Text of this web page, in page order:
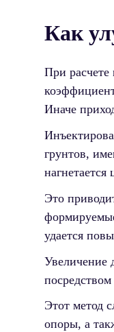
Как
При расчете
Иначе
грунтов,
Это
удается
Увеличение
Этот метод
опоры, а